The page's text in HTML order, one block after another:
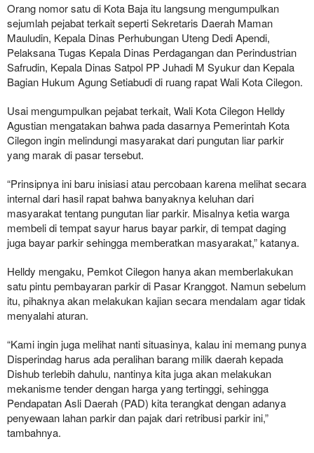
Orang nomor satu di Kota Baja itu langsung mengumpulkan
sejumlah pejabat terkait seperti Sekretaris Daerah Maman
Mauludin, Kepala Dinas Perhubungan Uteng Dedi Apendi,
Pelaksana Tugas Kepala Dinas Perdagangan dan Perindustrian
Safrudin, Kepala Dinas Satpol PP Juhadi M Syukur dan Kepala
Bagian Hukum Agung Setiabudi di ruang rapat Wali Kota Cilegon.
Usai mengumpulkan pejabat terkait, Wali Kota Cilegon Helldy
Agustian mengatakan bahwa pada dasarnya Pemerintah Kota
Cilegon ingin melindungi masyarakat dari pungutan liar parkir
yang marak di pasar tersebut.
“Prinsipnya ini baru inisiasi atau percobaan karena melihat secara
internal dari hasil rapat bahwa banyaknya keluhan dari
masyarakat tentang pungutan liar parkir. Misalnya ketia warga
membeli di tempat sayur harus bayar parkir, di tempat daging
juga bayar parkir sehingga memberatkan masyarakat,” katanya.
Helldy mengaku, Pemkot Cilegon hanya akan memberlakukan
satu pintu pembayaran parkir di Pasar Kranggot. Namun sebelum
itu, pihaknya akan melakukan kajian secara mendalam agar tidak
menyalahi aturan.
“Kami ingin juga melihat nanti situasinya, kalau ini memang punya
Disperindag harus ada peralihan barang milik daerah kepada
Dishub terlebih dahulu, nantinya kita juga akan melakukan
mekanisme tender dengan harga yang tertinggi, sehingga
Pendapatan Asli Daerah (PAD) kita terangkat dengan adanya
penyewaan lahan parkir dan pajak dari retribusi parkir ini,”
tambahnya.